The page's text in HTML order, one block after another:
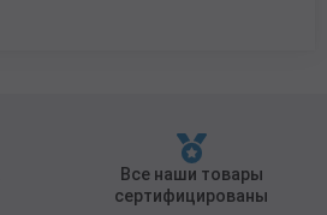
Все наши товары
сертифицированы